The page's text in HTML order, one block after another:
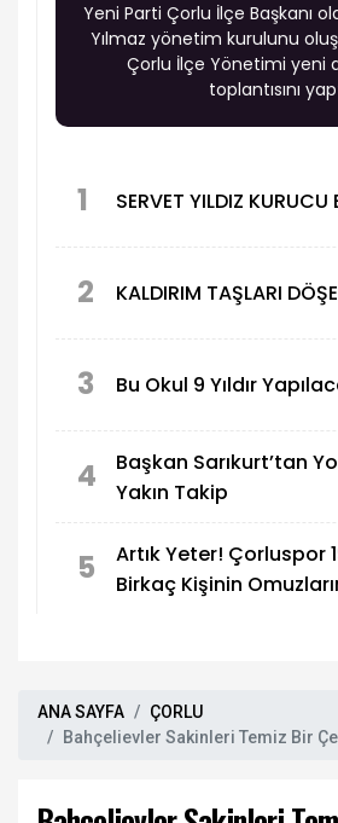
Yeni Parti Çorlu İlçe Başkanı
Yılmaz yönetim kurulunu
Çorlu İlçe Yönetimi yeni
toplantısını
1 SERVET YILDIZ
2 KALDIRIM TAŞLARI
3 Bu Okul 9 Yıldır
4
Başkan Sarıkurt’tan
Yakın Takip
5
Artık Yeter! Çorluspor
Birkaç Kişinin
ANA SAYFA
ÇORLU
Bahçelievler Sakinleri Temiz Bir